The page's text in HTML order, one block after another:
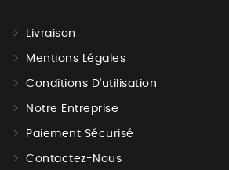
Livraison
Mentions Légales
Conditions D'utilisation
Notre Entreprise
Paiement Sécurisé
Contactez-Nous